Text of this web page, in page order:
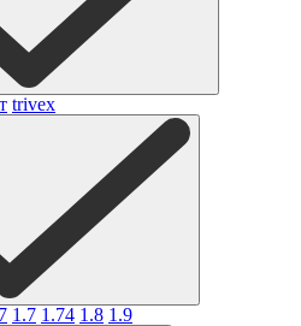
trivex
1.7 1.74 1.8 1.9